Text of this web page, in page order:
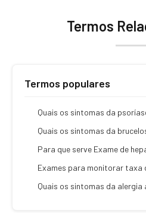
Termos
Termos populares
Quais os sintomas da
Quais os sintomas da
Para que serve Exame de
Exames para monitorar taxa
Quais os sintomas da alergia